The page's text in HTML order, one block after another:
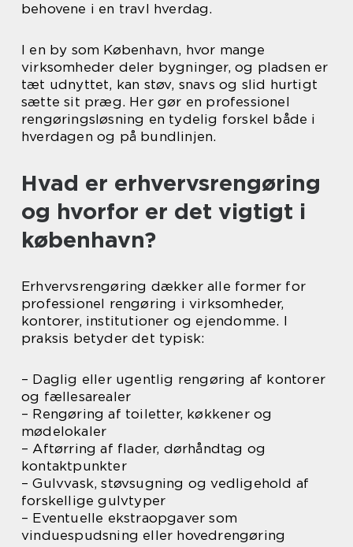
behovene i en travl hverdag.
I en by som København, hvor mange
virksomheder deler bygninger, og pladsen er
tæt udnyttet, kan støv, snavs og slid hurtigt
sætte sit præg. Her gør en professionel
rengøringsløsning en tydelig forskel både i
hverdagen og på bundlinjen.
Hvad er erhvervsrengøring
og hvorfor er det vigtigt i
københavn?
Erhvervsrengøring dækker alle former for
professionel rengøring i virksomheder,
kontorer, institutioner og ejendomme. I
praksis betyder det typisk:
– Daglig eller ugentlig rengøring af kontorer
og fællesarealer
– Rengøring af toiletter, køkkener og
mødelokaler
– Aftørring af flader, dørhåndtag og
kontaktpunkter
– Gulvvask, støvsugning og vedligehold af
forskellige gulvtyper
– Eventuelle ekstraopgaver som
vinduespudsning eller hovedrengøring